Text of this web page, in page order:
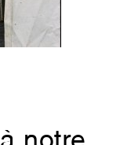
notre